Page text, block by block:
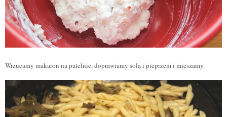
Wrzucamy makaron na patelnie,doprawiamy solą i pieprzemi mieszamy.